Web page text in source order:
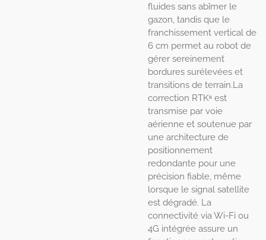
fluides sans abîmer le
gazon, tandis que le
franchissement vertical de
6 cm permet au robot de
gérer sereinement
bordures surélevées et
transitions de terrain.La
correction RTKⁿ est
transmise par voie
aérienne et soutenue par
une architecture de
positionnement
redondante pour une
précision fiable, même
lorsque le signal satellite
est dégradé. La
connectivité via Wi-Fi ou
4G intégrée assure un